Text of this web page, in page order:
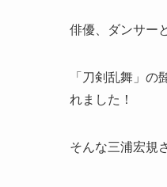
俳優、ダンサー
「刀剣乱舞」
れました！
そんな三浦宏規